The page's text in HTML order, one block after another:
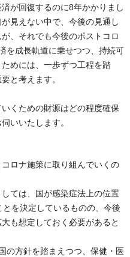
が回復するのに8年かかりまし
見えない中で、今後の見通し
、それでも今後のポストコロ
を成長軌道に乗せつつ、持続可
めには、一歩ずつ工程を踏
と考えます。
くための財源はどの程度確保
いいたします。
ロナ施策に取り組んでいくの
ては、国が感染症法上の位置
を決定しているものの、今後
も想定しておく必要があると
の方針を踏まえつつ、保健・医